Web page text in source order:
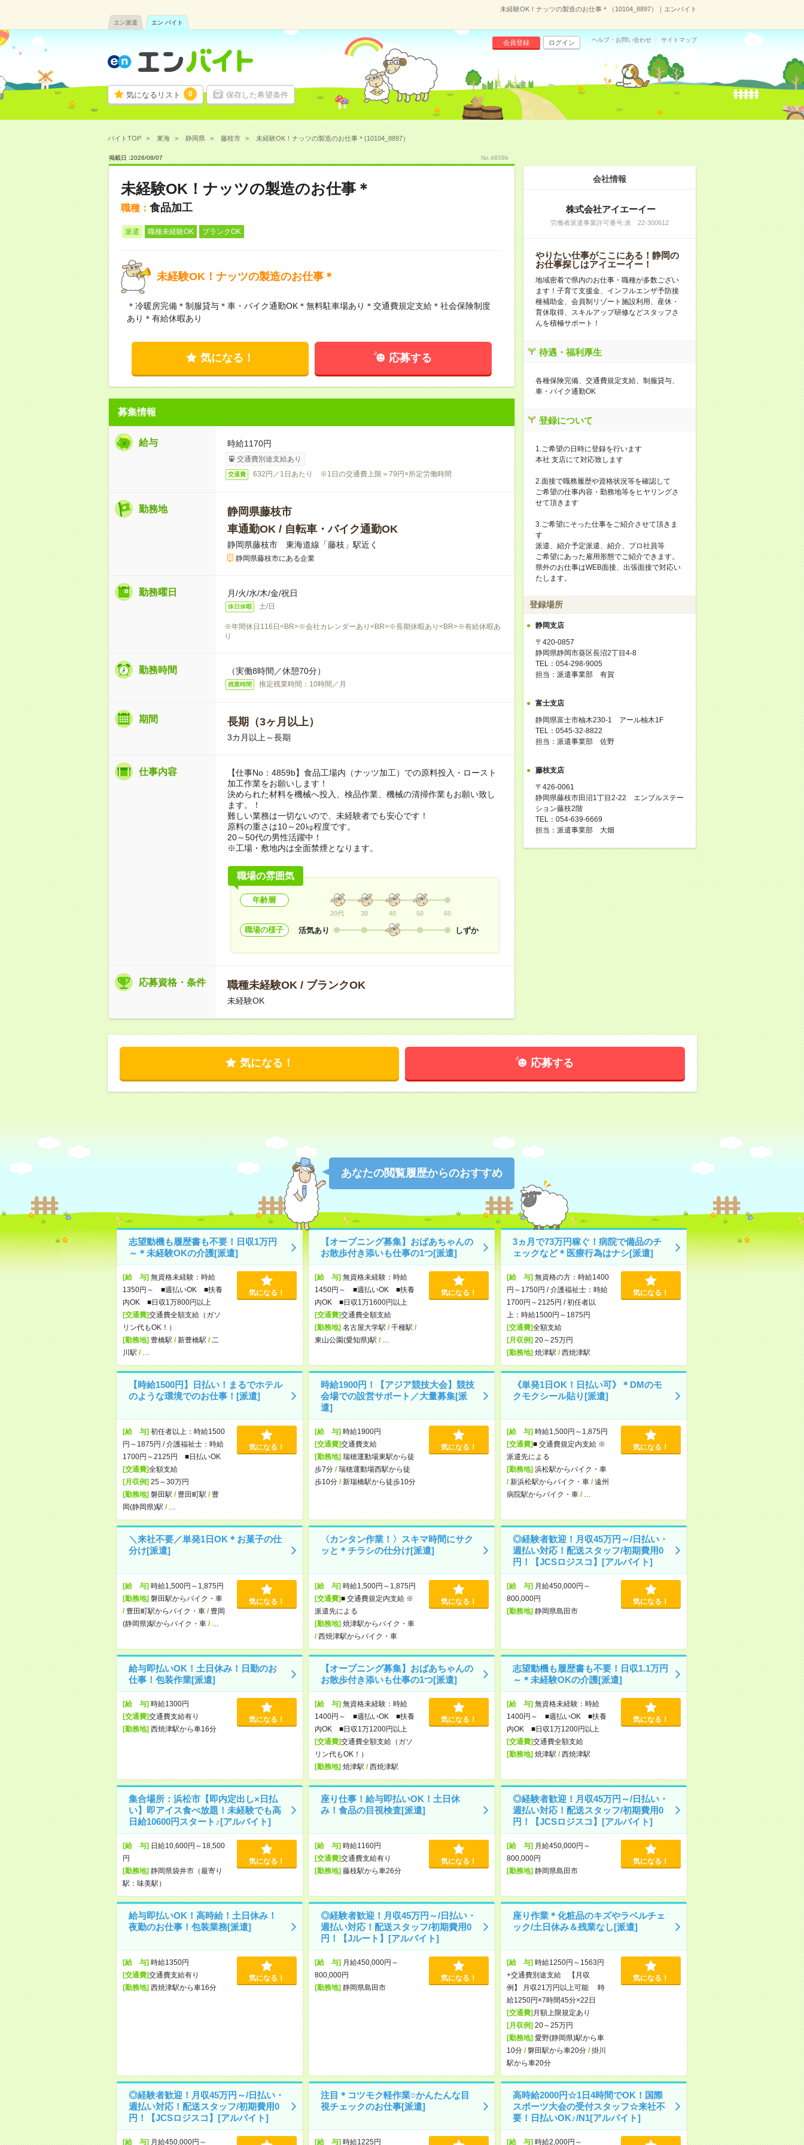
未経験OK！ナッツの製造のお仕事＊（10104_8897）｜エンバイト
エン派遣 エン バイト
気になるリスト 0 保存した希望条件
会員登録 ログイン ヘルプ・お問い合わせ サイトマップ
バイトTOP 東海 静岡県 藤枝市 未経験OK！ナッツの製造のお仕事＊(10104_8897）
掲載日 :2026/08/07 No.4859b
未経験OK！ナッツの製造のお仕事＊
職種： 食品加工
派遣 職種未経験OK ブランクOK
未経験OK！ナッツの製造のお仕事＊
＊冷暖房完備＊制服貸与＊車・バイク通勤OK＊無料駐車場あり＊交通費規定支給＊社会保険制度
あり＊有給休暇あり
気になる！ 応募する
募集情報
給与 時給1170円
交通費別途支給あり
交通費 632円／1日あたり ※1日の交通費上限＝79円×所定労働時間
勤務地
静岡県藤枝市
車通勤OK / 自転車・バイク通勤OK
静岡県藤枝市 東海道線「藤枝」駅近く
静岡県藤枝市にある企業
勤務曜日 月/火/水/木/金/祝日
休日休暇 土/日
※年間休日116日<BR>※会社カレンダーあり<BR>※長期休暇あり<BR>※有給休暇あ
り
勤務時間 （実働8時間／休憩70分）
残業時間 推定残業時間：10時間／月
期間 長期（3ヶ月以上）
3カ月以上～長期
仕事内容
【仕事No：4859b】食品工場内（ナッツ加工）での原料投入・ロースト
加工作業をお願いします！
決められた材料を機械へ投入、検品作業、機械の清掃作業もお願い致し
ます。！
難しい業務は一切ないので、未経験者でも安心です！
原料の重さは10～20㎏程度です。
20～50代の男性活躍中！
※工場・敷地内は全面禁煙となります。
職場の雰囲気
年齢層
20代 30 40 50 60
職場の様子 活気あり しずか
応募資格・条件 職種未経験OK / ブランクOK
未経験OK
会社情報
株式会社アイエーイー
労働者派遣事業許可番号:派 22-300612
やりたい仕事がここにある！静岡の
お仕事探しはアイエーイー！
地域密着で県内のお仕事・職種が多数ござい
ます！子育て支援金、インフルエンザ予防接
種補助金、会員制リゾート施設利用、産休・
育休取得、スキルアップ研修などスタッフさ
んを積極サポート！
待遇・福利厚生
各種保険完備、交通費規定支給、制服貸与、
車・バイク通勤OK
登録について
1.ご希望の日時に登録を行います
本社 支店にて対応致します
2.面接で職務履歴や資格状況等を確認して
ご希望の仕事内容・勤務地等をヒヤリングさ
せて頂きます
3.ご希望にそった仕事をご紹介させて頂きま
す
派遣、紹介予定派遣、紹介、プロ社員等
ご希望にあった雇用形態でご紹介できます。
県外のお仕事はWEB面接、出張面接で対応い
たします。
登録場所
静岡支店
〒420-0857
静岡県静岡市葵区長沼2丁目4-8
TEL：054-298-9005
担当：派遣事業部 有賀
富士支店
静岡県富士市柚木230-1 アール柚木1F
TEL：0545-32-8822
担当：派遣事業部 佐野
藤枝支店
〒426-0061
静岡県藤枝市田沼1丁目2-22 エンブルステー
ション藤枝2階
TEL：054-639-6669
担当：派遣事業部 大畑
気になる！ 応募する
あなたの閲覧履歴からのおすすめ
志望動機も履歴書も不要！日収1万円
～＊未経験OKの介護[派遣]
[給 与]無資格未経験：時給
1350円～ ■週払いOK ■扶養
内OK ■日収1万800円以上
[交通費]交通費全額支給（ガソ
リン代もOK！）
[勤務地]豊橋駅 /新豊橋駅 / 二
川駅 /
気になる！
【オープニング募集】おばあちゃんの
お散歩付き添いも仕事の1つ[派遣]
[給 与]無資格未経験：時給
1450円～ ■週払いOK ■扶養
内OK ■日収1万1600円以上
[交通費]交通費全額支給
[勤務地]名古屋大学駅 /千種駅 /
東山公園(愛知県)駅 /
気になる！
3ヵ月で73万円稼ぐ！病院で備品のチ
ェックなど＊医療行為はナシ[派遣]
[給 与]無資格の方：時給1400
円～1750円 / 介護福祉士：時給
1700円～2125円 / 初任者以
上：時給1500円～1875円
[交通費]全額支給
[月収例]20～25万円
[勤務地]焼津駅 /西焼津駅
気になる！
【時給1500円】日払い！まるでホテル
のような環境でのお仕事！[派遣]
[給 与]初任者以上：時給1500
円～1875円 / 介護福祉士：時給
1700円～2125円 ■日払いOK
[交通費]全額支給
[月収例]25～30万円
[勤務地]磐田駅 / 豊田町駅 / 豊
岡(静岡県)駅 /
気になる！
時給1900円！【アジア競技大会】競技
会場での設営サポート／大量募集[派
遣]
[給 与]時給1900円
[交通費]交通費支給
[勤務地]瑞穂運動場東駅から徒
歩7分/瑞穂運動場西駅から徒
歩10分/新瑞橋駅から徒歩10分
気になる！
《単発1日OK！日払い可》＊DMのモ
クモクシール貼り[派遣]
[給 与]時給1,500円～1,875円
[交通費]■ 交通費規定内支給 ※
派遣先による
[勤務地]浜松駅からバイク・車
/新浜松駅からバイク・車/遠州
病院駅からバイク・車/
気になる！
＼来社不要／単発1日OK＊お菓子の仕
分け[派遣]
[給 与]時給1,500円～1,875円
[勤務地]磐田駅からバイク・車
/ 豊田町駅からバイク・車/ 豊岡
(静岡県)駅からバイク・車/
気になる！
〈カンタン作業！〉スキマ時間にサク
ッと＊チラシの仕分け[派遣]
[給 与]時給1,500円～1,875円
[交通費]■ 交通費規定内支給 ※
派遣先による
[勤務地]焼津駅からバイク・車
/西焼津駅からバイク・車
気になる！
◎経験者歓迎！月収45万円～/日払い・
週払い対応！配送スタッフ/初期費用0
円！【JCSロジスコ】[アルバイト]
[給 与]月給450,000円～
800,000円
[勤務地]静岡県島田市
気になる！
給与即払いOK！土日休み！日勤のお
仕事！包装作業[派遣]
[給 与]時給1300円
[交通費]交通費支給有り
[勤務地]西焼津駅から車16分
気になる！
【オープニング募集】おばあちゃんの
お散歩付き添いも仕事の1つ[派遣]
[給 与]無資格未経験：時給
1400円～ ■週払いOK ■扶養
内OK ■日収1万1200円以上
[交通費]交通費全額支給（ガソ
リン代もOK！）
[勤務地]焼津駅 /西焼津駅
気になる！
志望動機も履歴書も不要！日収1.1万円
～＊未経験OKの介護[派遣]
[給 与]無資格未経験：時給
1400円～ ■週払いOK ■扶養
内OK ■日収1万1200円以上
[交通費]交通費全額支給
[勤務地]焼津駅 /西焼津駅
気になる！
集合場所：浜松市【即内定出し×日払
い】即アイス食べ放題！未経験でも高
日給10600円スタート♪[アルバイト]
[給 与]日給10,600円～18,500
円
[勤務地]静岡県袋井市（最寄り
駅：味美駅）
気になる！
座り仕事！給与即払いOK！土日休
み！食品の目視検査[派遣]
[給 与]時給1160円
[交通費]交通費支給有り
[勤務地]藤枝駅から車26分
気になる！
◎経験者歓迎！月収45万円～/日払い・
週払い対応！配送スタッフ/初期費用0
円！【JCSロジスコ】[アルバイト]
[給 与]月給450,000円～
800,000円
[勤務地]静岡県島田市
気になる！
給与即払いOK！高時給！土日休み！
夜勤のお仕事！包装業務[派遣]
[給 与]時給1350円
[交通費]交通費支給有り
[勤務地]西焼津駅から車16分
気になる！
◎経験者歓迎！月収45万円～/日払い・
週払い対応！配送スタッフ/初期費用0
円！【Jルート】[アルバイト]
[給 与]月給450,000円～
800,000円
[勤務地]静岡県島田市
気になる！
座り作業＊化粧品のキズやラベルチェ
ック/土日休み＆残業なし[派遣]
[給 与]時給1250円～1563円
+交通費別途支給 【月収
例】 月収21万円以上可能 時
給1250円×7時間45分×22日
[交通費]月額上限規定あり
[月収例]20～25万円
[勤務地]愛野(静岡県)駅から車
10分/磐田駅から車20分/掛川
駅から車20分
気になる！
◎経験者歓迎！月収45万円～/日払い・
週払い対応！配送スタッフ/初期費用0
円！【JCSロジスコ】[アルバイト]
[給 与]月給450,000円～
注目＊コツモク軽作業○かんたんな目
視チェックのお仕事[派遣]
[給 与]時給1225円
高時給2000円☆1日4時間でOK！国際
スポーツ大会の受付スタッフ☆来社不
要！日払いOK♪/N1[アルバイト]
[給 与]時給2,000円～